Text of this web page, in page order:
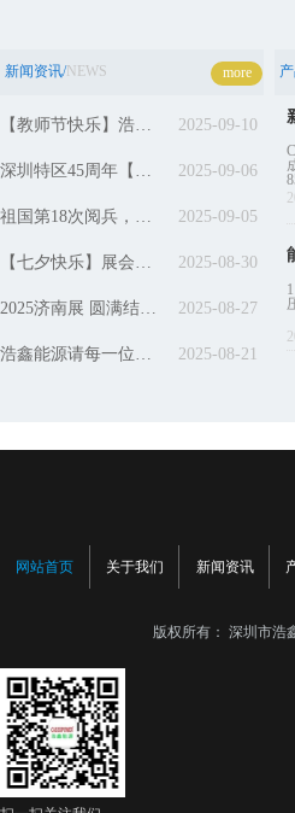
2025-09-10
【教师节快乐】浩鑫能源致谢每一位星光【引路人和同行伙伴】
2025-09-06
深圳特区45周年【浩鑫能源扎根特区16年】研发生产销售【换电柜电源和直充充电机】
2025-09-05
祖国第18次阅兵，我们公司组织职员一起观看，请全体员工吃下午茶庆祝抗日战争胜利80周年，特别感谢祖国和党
2025-08-30
【七夕快乐】展会客户到公司参观交流，我们方向一致，注定不会擦肩而过
2025-08-27
2025济南展 圆满结束，收获很多意向客户
2025-08-21
浩鑫能源请每一位职工喝秋天第一杯奶茶，杯中藏着关怀与祝福
新闻资讯/NEWS more
网站首页 关于我们 新闻资讯
版权所有： 深圳市浩